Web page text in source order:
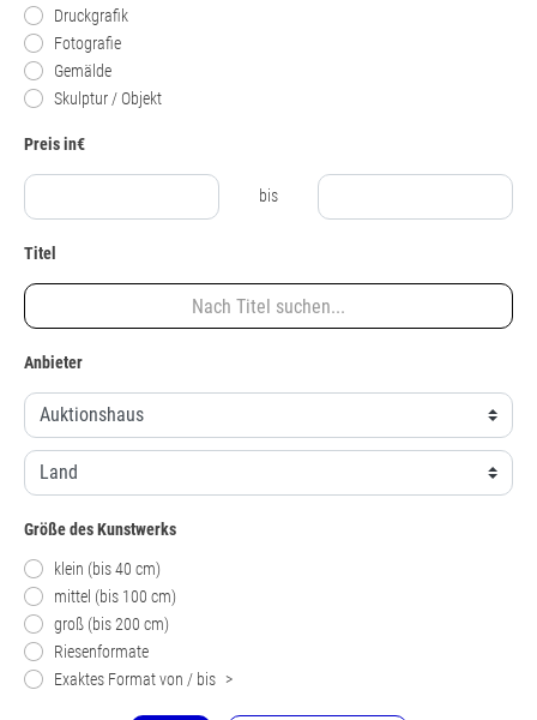
Druckgrafik
Fotografie
Gemälde
Skulptur / Objekt
Preis in€
bis
Titel
Anbieter
Größe des Kunstwerks
klein (bis 40 cm)
mittel (bis 100 cm)
groß (bis 200 cm)
Riesenformate
Exaktes Format von / bis >